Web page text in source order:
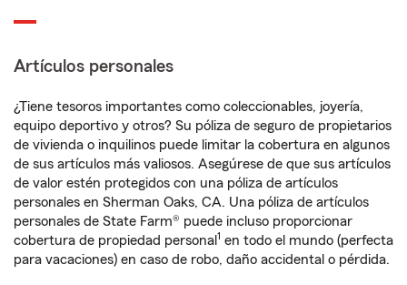
Artículos personales
¿Tiene tesoros importantes como coleccionables, joyería,
equipo deportivo y otros? Su póliza de seguro de propietarios
de vivienda o inquilinos puede limitar la cobertura en algunos
de sus artículos más valiosos. Asegúrese de que sus artículos
de valor estén protegidos con una póliza de artículos
personales en Sherman Oaks, CA. Una póliza de artículos
personales de State Farm® puede incluso proporcionar
cobertura de propiedad personal 1 en todo el mundo (perfecta
para vacaciones) en caso de robo, daño accidental o pérdida.